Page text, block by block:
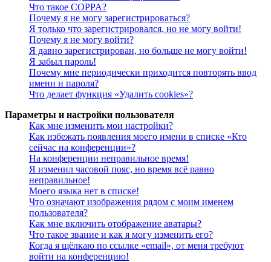
Что такое COPPA?
Почему я не могу зарегистрироваться?
Я только что зарегистрировался, но не могу войти!
Почему я не могу войти?
Я давно зарегистрирован, но больше не могу войти!
Я забыл пароль!
Почему мне периодически приходится повторять ввод
имени и пароля?
Что делает функция «Удалить cookies»?
Параметры и настройки пользователя
Как мне изменить мои настройки?
Как избежать появления моего имени в списке «Кто
сейчас на конференции»?
На конференции неправильное время!
Я изменил часовой пояс, но время всё равно
неправильное!
Моего языка нет в списке!
Что означают изображения рядом с моим именем
пользователя?
Как мне включить отображение аватары?
Что такое звание и как я могу изменить его?
Когда я щёлкаю по ссылке «email», от меня требуют
войти на конференцию!